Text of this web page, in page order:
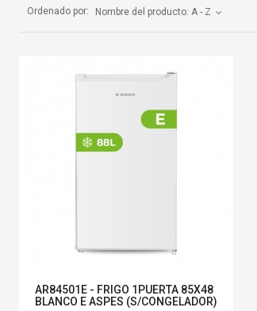
Ordenado por: Nombre del producto: A - Z
AR84501E - FRIGO 1PUERTA 85X48
BLANCO E ASPES (S/CONGELADOR)